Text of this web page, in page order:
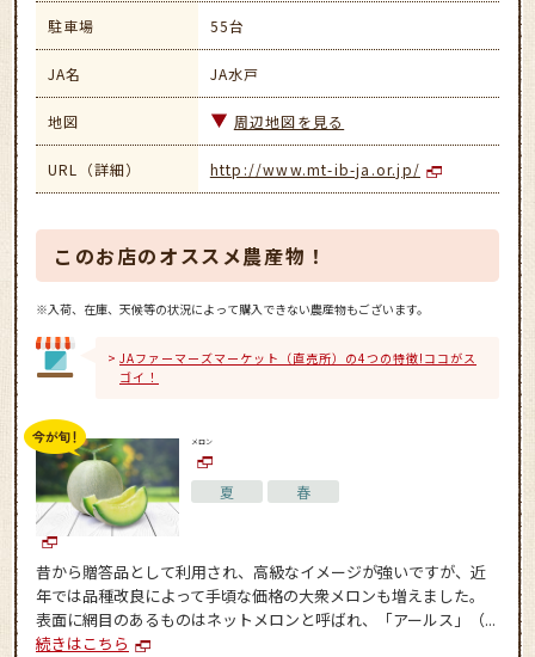
駐車場 55台
JA名 JA水戸
地図 周辺地図を見る
URL（詳細） http://www.mt-ib-ja.or.jp/
このお店のオススメ農産物！
※入荷、在庫、天候等の状況によって購入できない農産物もございます。
JAファーマーズマーケット（直売所）の4つの特徴!ココがス
ゴイ！
メロン
夏 春
昔から贈答品として利用され、高級なイメージが強いですが、近
年では品種改良によって手頃な価格の大衆メロンも増えました。
表面に網目のあるものはネットメロンと呼ばれ、「アールス」（...
続きはこちら